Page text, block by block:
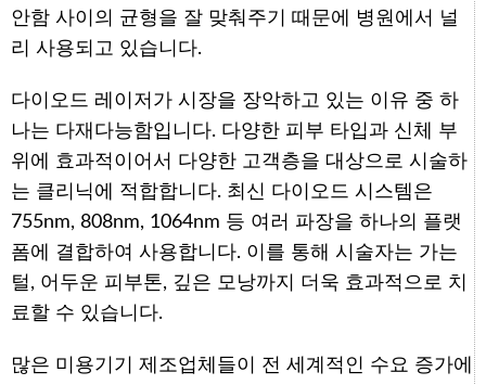
안함 사이의 균형을 잘 맞춰주기 때문에 병원에서 널
리 사용되고 있습니다.
다이오드 레이저가 시장을 장악하고 있는 이유 중 하
나는 다재다능함입니다. 다양한 피부 타입과 신체 부
위에 효과적이어서 다양한 고객층을 대상으로 시술하
는 클리닉에 적합합니다. 최신 다이오드 시스템은
755nm, 808nm, 1064nm 등 여러 파장을 하나의 플랫
폼에 결합하여 사용합니다. 이를 통해 시술자는 가는
털, 어두운 피부톤, 깊은 모낭까지 더욱 효과적으로 치
료할 수 있습니다.
많은 미용기기 제조업체들이 전 세계적인 수요 증가에